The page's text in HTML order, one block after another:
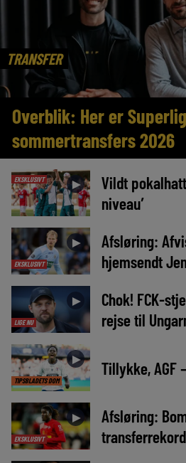
TRANSFER
Overblik: Her er
sommertransfers 2026
EKSKLUSIVT ►
Vildt
niveau’
EKSKLUSIVT
►
Afsløring:
hjemsendt
LIGE NU
►
Chok! FCK-
rejse til
TIPSBLADETS DOM
► Tillykke, AGF
EKSKLUSIVT
►
Afsløring: